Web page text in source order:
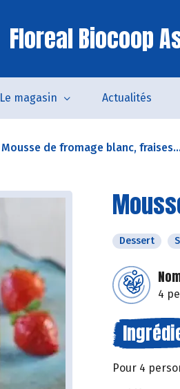
Floreal Biocoop
Le magasin Actualités
Mousse de fromage blanc,
Dessert
4
Pour 4